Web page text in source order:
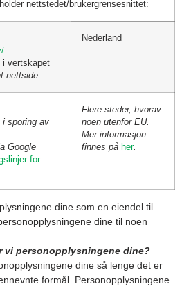
nettstedet/brukergrensesnittet:
i vertskapet
nettside.
Nederland
i sporing av
Google
for
Flere steder, hvorav
noen utenfor EU.
Mer informasjon
finnes på her.
dine som en eiendel til
dine til noen
vi personopplysningene dine?
dine så lenge det er
formål. Personopplysningene